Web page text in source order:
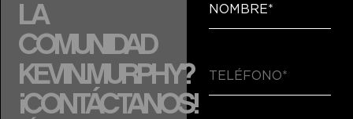
LA
COMUNIDAD
KEVIN.MURPHY?
¡CONTÁCTANOS!